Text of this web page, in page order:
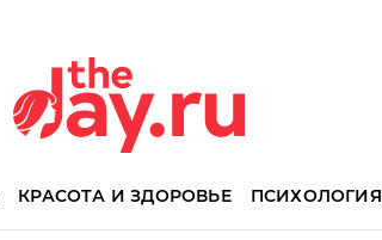
КРАСОТА И ЗДОРОВЬЕ ПСИХОЛОГИЯ